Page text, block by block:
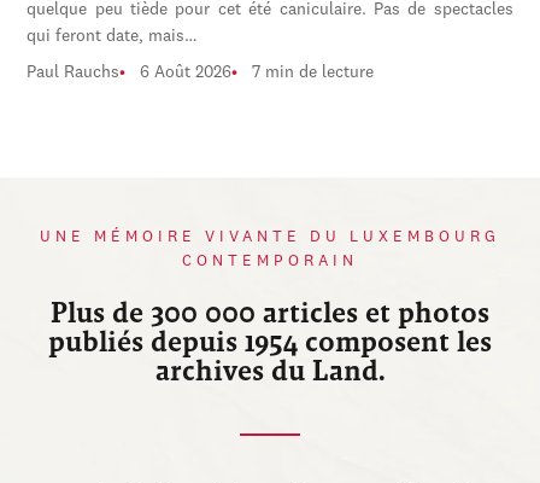
quelque peu tiède pour cet été caniculaire. Pas de spectacles
qui feront date, mais…
Paul Rauchs 6 Août 2026 7 min de lecture
UNE MÉMOIRE VIVANTE DU LUXEMBOURG
CONTEMPORAIN
Plus de 300 000 articles et photos
publiés depuis 1954 composent les
archives du Land.